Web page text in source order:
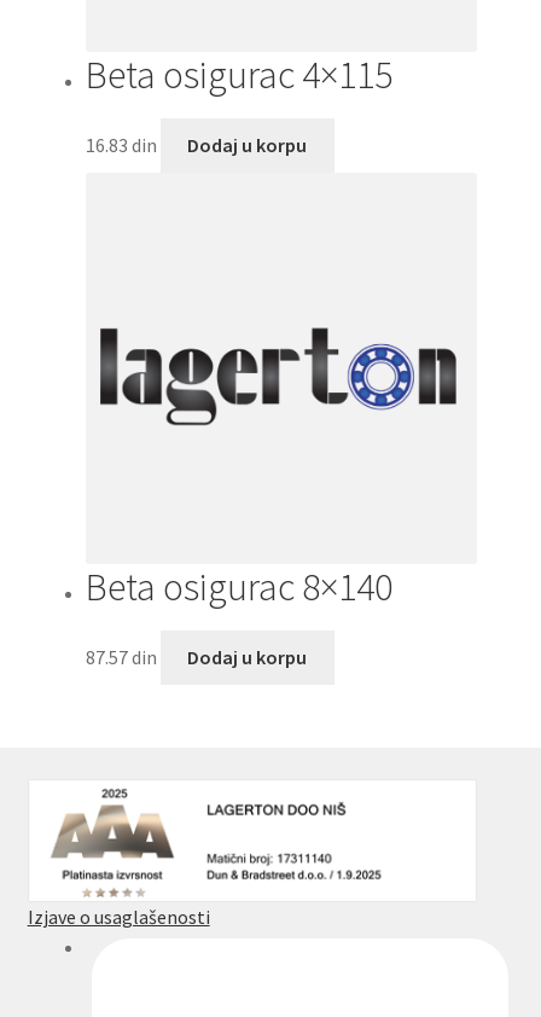
Beta osigurac 4×115
16.83 din Dodaj u korpu
Beta osigurac 8×140
87.57din Dodaj u korpu
Izjave o usaglašenosti